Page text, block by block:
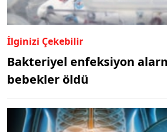
İlginizi Çekebilir
Bakteriyel enfeksiyon
bebekler öldü